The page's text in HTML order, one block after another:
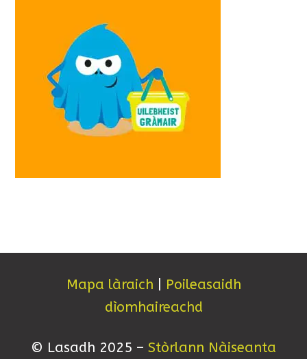
Mapa làraich
Poileasaidh
dìomhaireachd
© Lasadh 2025 – Stòrlann Nàiseanta